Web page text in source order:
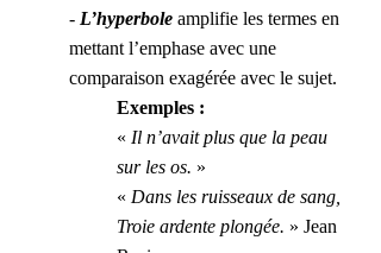
- L’hyperbole amplifie les termes en
mettant l’emphase avec une
comparaison exagérée avec le sujet.
Exemples :
« Il n’avait plus que la peau
sur les os. »
« Dans les ruisseaux de sang,
Troie ardente plongée. » Jean